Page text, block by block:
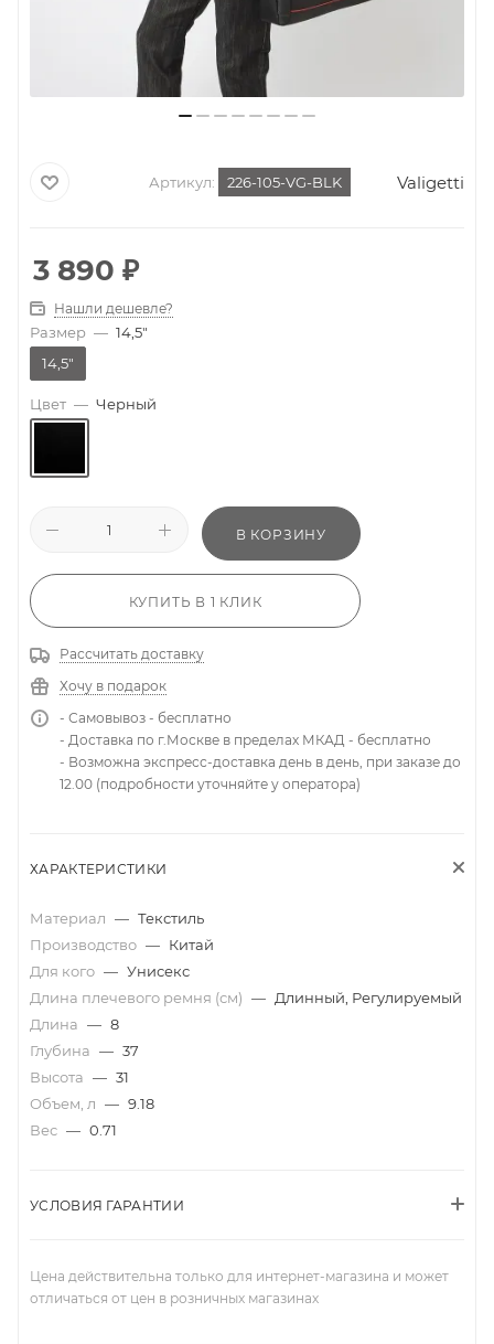
Артикул: 226-105-VG-BLK Valigetti
3 890 ₽
Нашли дешевле?
Размер — 14,5"
14,5"
Цвет — Черный
В КОРЗИНУ
КУПИТЬ В 1 КЛИК
Рассчитать доставку
Хочу в подарок
- Самовывоз - бесплатно
- Доставка по г.Москве в пределах МКАД - бесплатно
- Возможна экспресс-доставка день в день, при заказе до
12.00 (подробности уточняйте у оператора)
ХАРАКТЕРИСТИКИ
Материал — Текстиль
Производство — Китай
Для кого — Унисекс
Длина плечевого ремня (см) — Длинный, Регулируемый
Длина — 8
Глубина — 37
Высота — 31
Объем, л — 9.18
Вес — 0.71
УСЛОВИЯ ГАРАНТИИ
Цена действительна только для интернет-магазина и может
отличаться от цен в розничных магазинах